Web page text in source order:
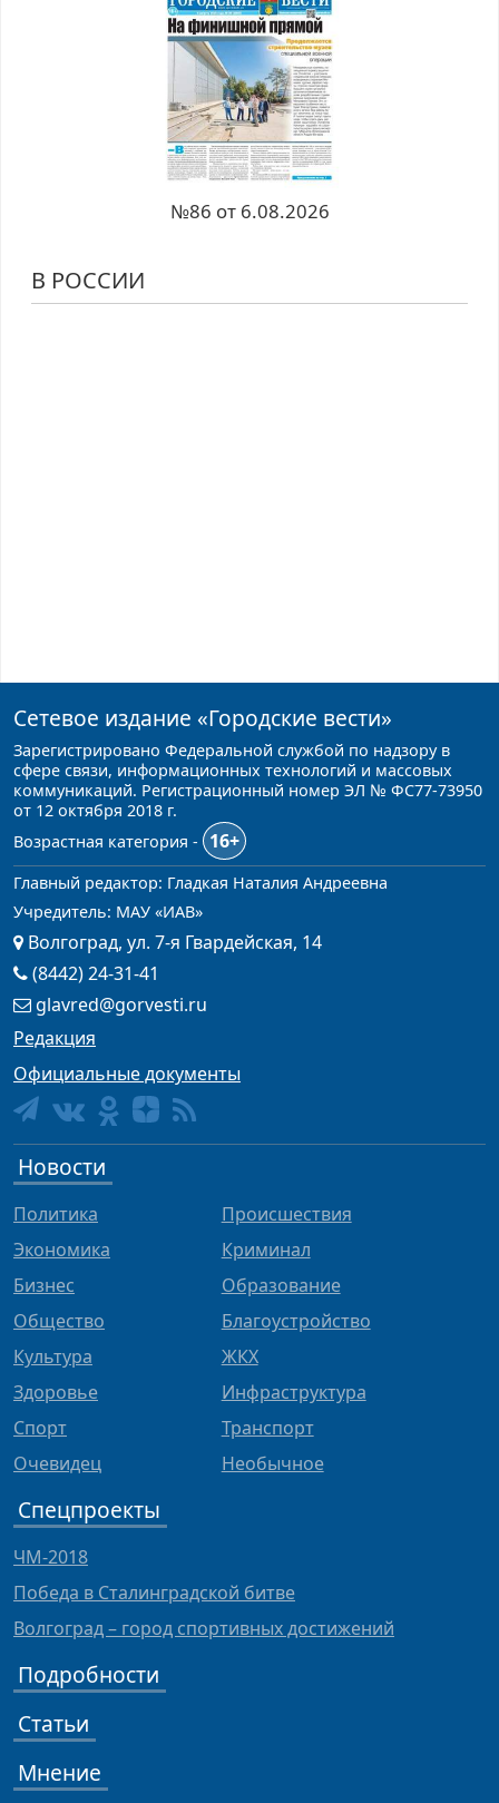
№86 от 6.08.2026
В РОССИИ
Сетевое издание «Городские вести»
Зарегистрировано Федеральной службой по надзору в
сфере связи, информационных технологий и массовых
коммуникаций. Регистрационный номер ЭЛ № ФС77-73950
от 12 октября 2018 г.
Возрастная категория -
16+
Главный редактор: Гладкая Наталия Андреевна
Учредитель: МАУ «ИАВ»
Волгоград, ул. 7-я Гвардейская, 14
(8442) 24-31-41
glavred@gorvesti.ru
Редакция
Официальные документы
Новости
Политика
Экономика
Бизнес
Общество
Культура
Здоровье
Спорт
Очевидец
Происшествия
Криминал
Образование
Благоустройство
ЖКХ
Инфраструктура
Транспорт
Необычное
Спецпроекты
ЧМ-2018
Победа в Сталинградской битве
Волгоград – город спортивных достижений
Подробности
Статьи
Мнение